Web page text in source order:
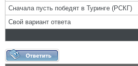
Сначала пусть победят в Туринге (РСКГ)
Свой вариант ответа